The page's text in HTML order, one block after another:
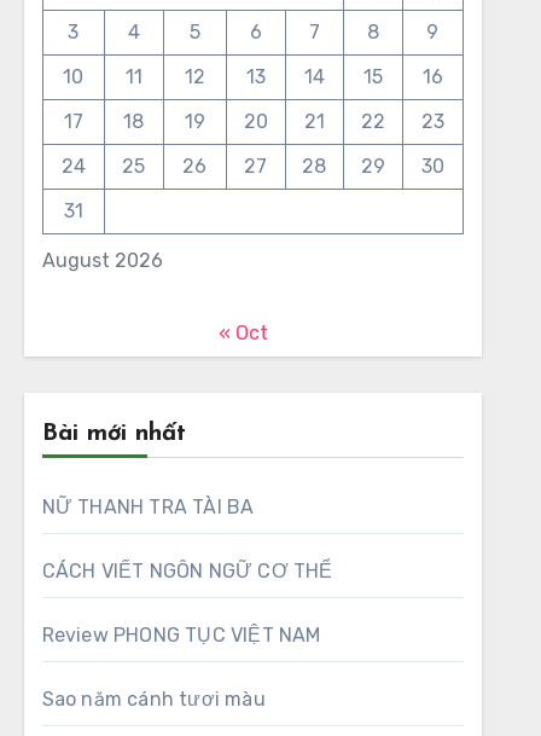
August 2026
3
4 5 6 7 8
9
10
11 12 13 14 15
16
17
18 19 20 21 22
23
24
25 26 27 28 29
30
31
« Oct
Bài mới nhất
NỮ THANH TRA TÀI BA
CÁCH VIẾT NGÔN NGỮ CƠ THỂ
Review PHONG TỤC VIỆT NAM
Sao năm cánh tươi màu